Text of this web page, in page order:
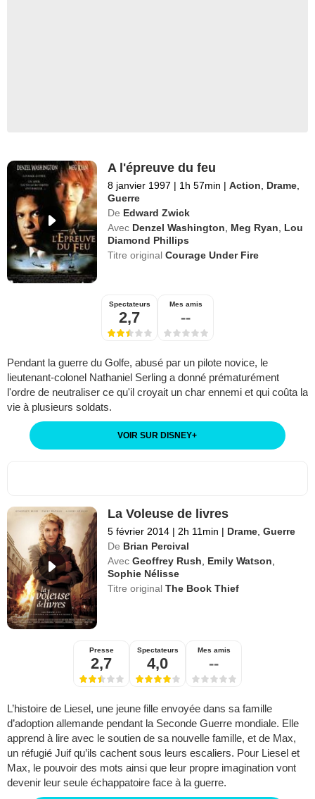
A l'épreuve du feu
8 janvier 1997 | 1h 57min | Action, Drame,
Guerre
De Edward Zwick
Avec Denzel Washington, Meg Ryan, Lou
Diamond Phillips
Titre originalCourage Under Fire
Spectateurs
2,7
Mes amis
--
Pendant la guerre du Golfe, abusé par un pilote novice, le
lieutenant-colonel Nathaniel Serling a donné prématurément
l'ordre de neutraliser ce qu'il croyait un char ennemi et qui coûta la
vie à plusieurs soldats.
VOIR SUR DISNEY+
La Voleuse de livres
5 février 2014 | 2h 11min | Drame,Guerre
De Brian Percival
Avec Geoffrey Rush, Emily Watson,
Sophie Nélisse
Titre originalThe Book Thief
Presse
2,7
Spectateurs
4,0
Mes amis
--
L’histoire de Liesel, une jeune fille envoyée dans sa famille
d’adoption allemande pendant la Seconde Guerre mondiale. Elle
apprend à lire avec le soutien de sa nouvelle famille, et de Max,
un réfugié Juif qu’ils cachent sous leurs escaliers. Pour Liesel et
Max, le pouvoir des mots ainsi que leur propre imagination vont
devenir leur seule échappatoire face à la guerre.